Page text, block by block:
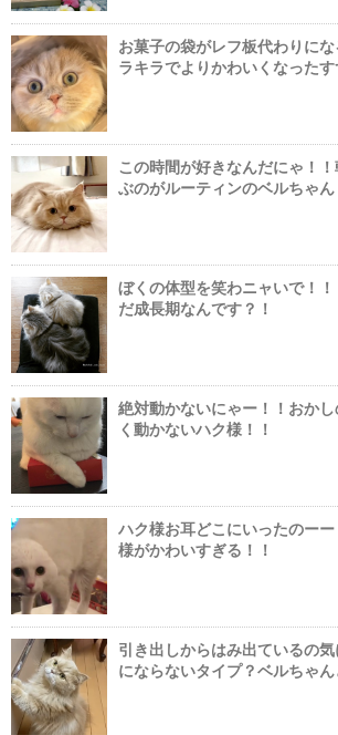
お菓子の袋がレフ板代わりに
ラキラでよりかわいくなった
この時間が好きなんだにゃ！
ぶのがルーティンのベルちゃん
ぼくの体型を笑わニャいで！
だ成長期なんです？！
絶対動かないにゃー！！おか
く動かないハク様！！
ハク様お耳どこにいったのー
様がかわいすぎる！！
引き出しからはみ出ているの
にならないタイプ？ベルちゃ